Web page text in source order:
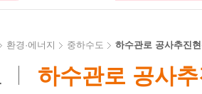
톡플러스친구
시정자
설치현
(재)경
환경·에너지 중하수도 하수관로 공사추진
하수관로 공사